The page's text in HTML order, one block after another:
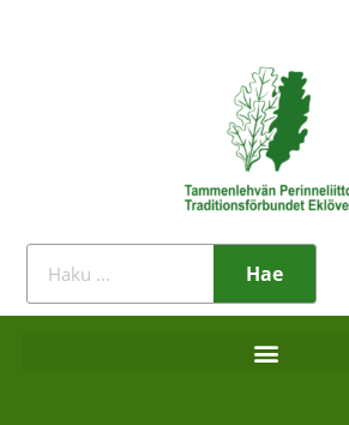
Hae